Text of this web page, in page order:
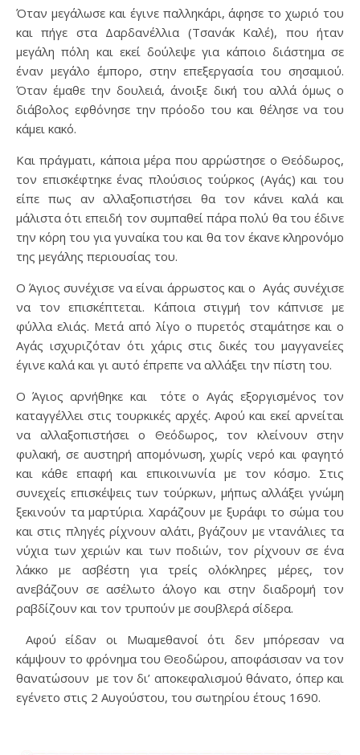
Όταν μεγάλωσε και έγινε παλληκάρι, άφησε το χωριό του
και πήγε στα Δαρδανέλλια (Τσανάκ Καλέ), που ήταν
μεγάλη πόλη και εκεί δούλεψε για κάποιο διάστημα σε
έναν μεγάλο έμπορο, στην επεξεργασία του σησαμιού.
Όταν έμαθε την δουλειά, άνοιξε δική του αλλά όμως ο
διάβολος εφθόνησε την πρόοδο του και θέλησε να του
κάμει κακό.
Και πράγματι, κάποια μέρα που αρρώστησε ο Θεόδωρος,
τον επισκέφτηκε ένας πλούσιος τούρκος (Αγάς) και του
είπε πως αν αλλαξοπιστήσει θα τον κάνει καλά και
μάλιστα ότι επειδή τον συμπαθεί πάρα πολύ θα του έδινε
την κόρη του για γυναίκα του και θα τον έκανε κληρονόμο
της μεγάλης περιουσίας του.
Ο Άγιος συνέχισε να είναι άρρωστος και ο Αγάς συνέχισε
να τον επισκέπτεται. Κάποια στιγμή τον κάπνισε με
φύλλα ελιάς. Μετά από λίγο ο πυρετός σταμάτησε και ο
Αγάς ισχυριζόταν ότι χάρις στις δικές του μαγγανείες
έγινε καλά και γι αυτό έπρεπε να αλλάξει την πίστη του.
Ο Άγιος αρνήθηκε και τότε ο Αγάς εξοργισμένος τον
καταγγέλλει στις τουρκικές αρχές. Αφού και εκεί αρνείται
να αλλαξοπιστήσει ο Θεόδωρος, τον κλείνουν στην
φυλακή, σε αυστηρή απομόνωση, χωρίς νερό και φαγητό
και κάθε επαφή και επικοινωνία με τον κόσμο. Στις
συνεχείς επισκέψεις των τούρκων, μήπως αλλάξει γνώμη
ξεκινούν τα μαρτύρια. Χαράζουν με ξυράφι το σώμα του
και στις πληγές ρίχνουν αλάτι, βγάζουν με ντανάλιες τα
νύχια των χεριών και των ποδιών, τον ρίχνουν σε ένα
λάκκο με ασβέστη για τρείς ολόκληρες μέρες, τον
ανεβάζουν σε ασέλωτο άλογο και στην διαδρομή τον
ραβδίζουν και τον τρυπούν με σουβλερά σίδερα.
Αφού είδαν οι Μωαμεθανοί ότι δεν μπόρεσαν να
κάμψουν το φρόνημα του Θεοδώρου, αποφάσισαν να τον
θανατώσουν με τον δι’ αποκεφαλισμού θάνατο, όπερ και
εγένετο στις 2 Αυγούστου, του σωτηρίου έτους 1690.